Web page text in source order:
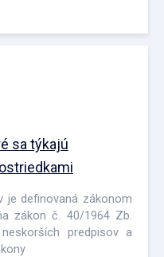
sa týkajú
je definovaná zákonom
zákon č. 40/1964 Zb.
predpisov a